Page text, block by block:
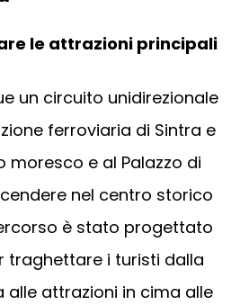
le attrazioni principali
un circuito unidirezionale
ferroviaria di Sintra e
moresco e al Palazzo di
nel centro storico
è stato progettato
traghettare i turisti dalla
alle attrazioni in cima alle